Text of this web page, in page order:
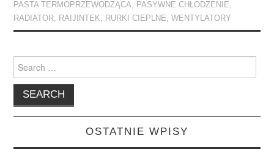
PASTA TERMOPRZEWODZĄCA, PASYWNE CHŁODZENIE,
RADIATOR, RAIJINTEK, RURKI CIEPLNE,WENTYLATORY
Search
for:
OSTATNIE WPISY